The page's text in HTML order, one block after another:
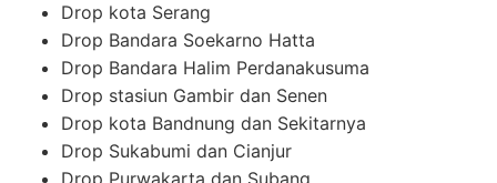
Drop kota Serang
Drop Bandara Soekarno Hatta
Drop Bandara Halim Perdanakusuma
Drop stasiun Gambir dan Senen
Drop kota Bandnung dan Sekitarnya
Drop Sukabumi dan Cianjur